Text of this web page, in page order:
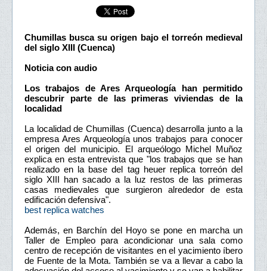
Chumillas busca su origen bajo el torreón medieval
del siglo XIII (Cuenca)
Noticia con audio
Los trabajos de Ares Arqueología han permitido
descubrir parte de las primeras viviendas de la
localidad
La localidad de Chumillas (Cuenca) desarrolla junto a la
empresa Ares Arqueología unos trabajos para conocer
el origen del municipio. El arqueólogo Michel Muñoz
explica en esta entrevista que "los trabajos que se han
realizado en la base del tag heuer replica torreón del
siglo XIII han sacado a la luz restos de las primeras
casas medievales que surgieron alrededor de esta
edificación defensiva".
best replica watches
Además, en Barchín del Hoyo se pone en marcha un
Taller de Empleo para acondicionar una sala como
centro de recepción de visitantes en el yacimiento íbero
de Fuente de la Mota. También se va a llevar a cabo la